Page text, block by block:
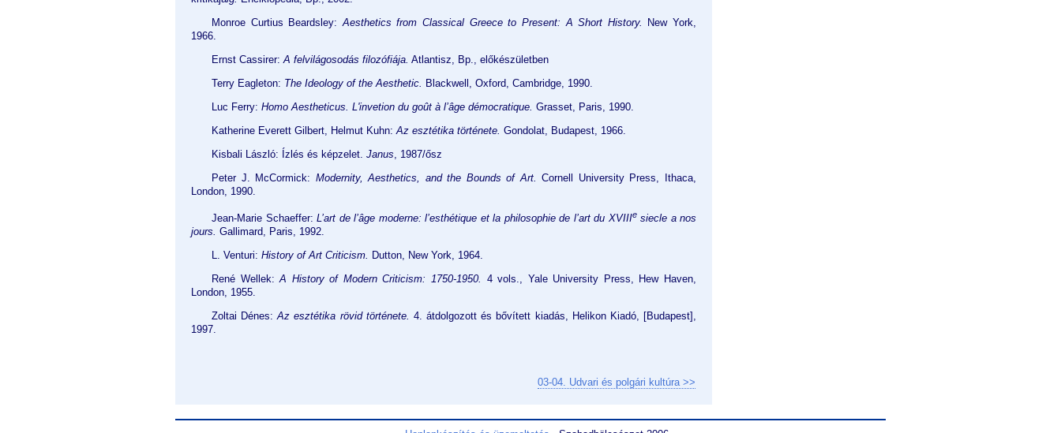
Monroe Curtius Beardsley: Aesthetics from Classical Greece to Present: A Short History.
New York,
1966.
Ernst Cassirer: A felvilágosodás filozófiája. Atlantisz, Bp., előkészületben
Terry Eagleton: The Ideology of the Aesthetic. Blackwell, Oxford, Cambridge, 1990.
Luc Ferry: Homo Aestheticus. L'invetion du goût à l’âge démocratique Grasset, Paris, 1990.
Katherine Everett Gilbert, Helmut Kuhn: Az esztétika története. Gondolat, Budapest, 1966.
Kisbali László: Ízlés és képzelet. Janus , 1987/ősz
Peter J. McCormick: Modernity, Aesthetics, and the Bounds of Art.
Cornell University Press, Ithaca,
London, 1990.
Jean-Marie Schaeffer: L’art de l’âge moderne: l’esthétique et la philosophie de l’art du XVIIIesiecle a nos
jours. Gallimard, Paris, 1992.
L. Venturi: History of Art Criticism. Dutton, New York, 1964.
René Wellek:A History of Modern Criticism: 1750-1950. 4 vols., Yale University Press, Hew Haven,
London, 1955.
Zoltai Dénes: Az esztétika rövid története. 4. átdolgozott és bővített kiadás, Helikon Kiadó, [Budapest] ,
1997.
03-04. Udvari és polgári kultúra >>